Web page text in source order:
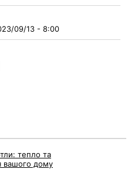
09/13 - 8:00
тепло та
вашого дому